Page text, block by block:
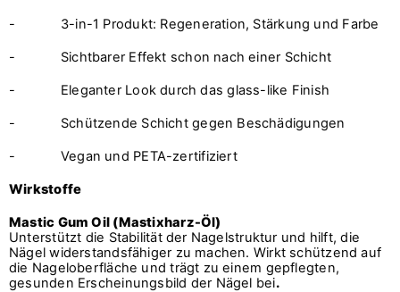
- 3-in-1 Produkt: Regeneration, Stärkung und Farbe
- Sichtbarer Effekt schon nach einer Schicht
- Eleganter Look durch das glass-like Finish
- Schützende Schicht gegen Beschädigungen
- Vegan und PETA-zertifiziert
Wirkstoffe
Mastic Gum Oil (Mastixharz-Öl)
Unterstützt die Stabilität der Nagelstruktur und hilft, die
Nägel widerstandsfähiger zu machen. Wirkt schützend auf
die Nageloberfläche und trägt zu einem gepflegten,
gesunden Erscheinungsbild der Nägel bei.